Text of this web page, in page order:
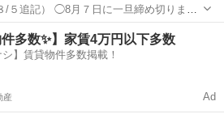
５追記） ◯8月７日に一旦締め切りま
安で購入者が決まらない場合親族に譲
◯自作PCの出品です。 マザーボー
公園駅 デスクトップパソコン
件多数✨】家賃4万円以下多数
シ】賃貸物件多数掲載！
産 Ad